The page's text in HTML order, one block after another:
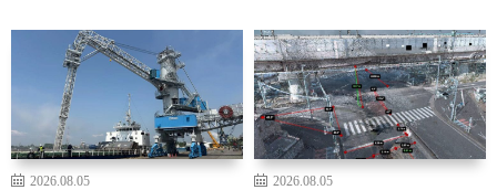
2026.08.05
2026.08.05